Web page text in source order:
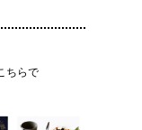
ちらで